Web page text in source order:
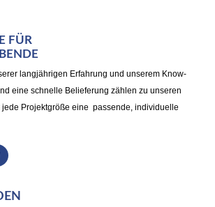
FÜR
langjährigen Erfahrung und unserem Know-
eine schnelle Belieferung zählen zu unseren
jede Projektgröße eine passende, individuelle